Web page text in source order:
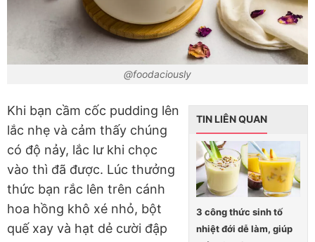
@foodaciously
TIN LIÊN QUAN
3 công thức sinh tố
nhiệt đới dễ làm, giúp
Khi bạn cầm cốc pudding lên
lắc nhẹ và cảm thấy chúng
có độ nảy, lắc lư khi chọc
vào thì đã được. Lúc thưởng
thức bạn rắc lên trên cánh
hoa hồng khô xé nhỏ, bột
quế xay và hạt dẻ cười đập